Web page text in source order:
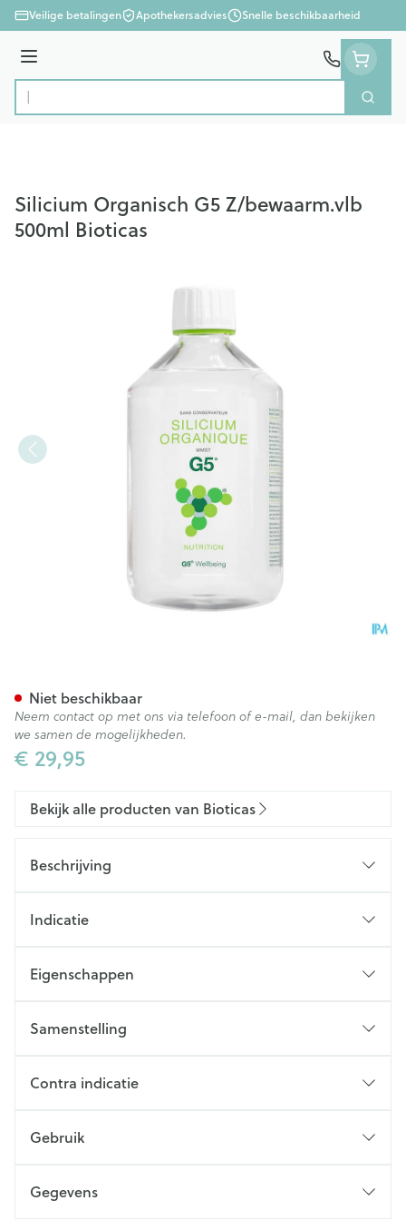
Ga naar de inhoud
Veilige betalingen Apothekersadvies Snelle beschikbaarheid
Menu
Product, merk, categorie...
Zoek
Silicium Organisch G5 Z/bewaarm.vlb
500ml Bioticas
€ 29,95
Niet beschikbaar
Neem contact op met ons via telefoon of e-mail, dan bekijken
we samen de mogelijkheden.
Bekijk alle producten van Bioticas
Beschrijving
Indicatie
Eigenschappen
Samenstelling
Contra indicatie
Gebruik
Gegevens